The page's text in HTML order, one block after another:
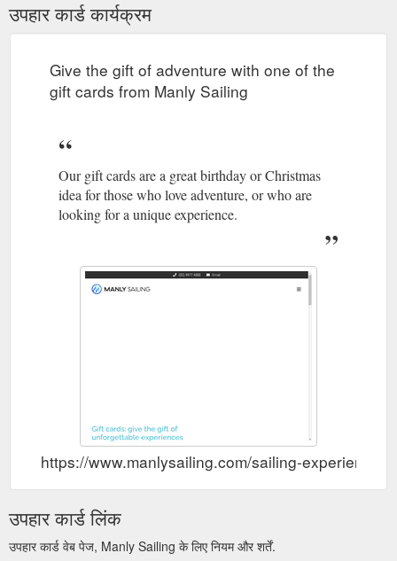
उपहार कार्ड कार्यक्रम
Give the gift of adventure with one of the
gift cards from Manly Sailing
Our gift cards are a great birthday or Christmas
idea for those who love adventure, or who are
looking for a unique experience.
https://www.manlysailing.com/sailing-experience-
उपहार कार्ड लिंक
उपहार कार्ड वेब पेज, Manly Sailing के लिए नियम और शर्तें.